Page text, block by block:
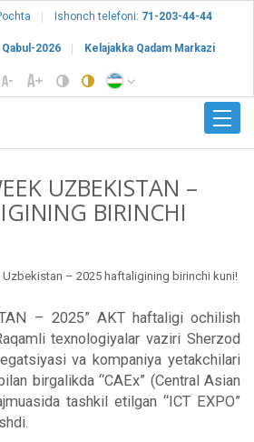
Ishonch telefoni: 71-203-44-44
Qabul-2026 Kelajakka Qadam Markazi
UZBEKISTAN –
BIRINCHI
Uzbekistan – 2025 haftaligining birinchi kuni!
– 2025” AKT haftaligi ochilish
texnologiyalar vaziri Sherzod
va kompaniya yetakchilari
birgalikda “CAEx” (Central Asian
tashkil etilgan “ICT EXPO”